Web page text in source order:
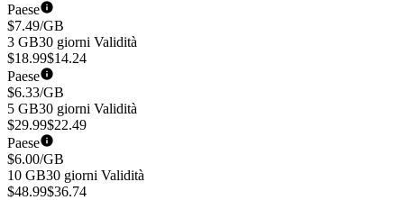
Paese
$7.49/GB
3 GB30 giorni Validità
$18.99$14.24
Paese
$6.33/GB
5 GB30 giorni Validità
$29.99$22.49
Paese
$6.00/GB
10 GB30 giorni Validità
$48.99$36.74